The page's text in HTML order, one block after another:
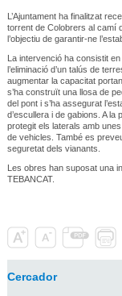
L’Ajuntament ha finalitzat
torrent de Colobrers al camí
l’objectiu de garantir-ne
La intervenció ha consistit
l’eliminació d’un talús de
augmentar la capacitat
s’ha construït una llosa de
del pont i s’ha assegurat
d’escullera i de gabions. A la
protegit els laterals amb
de vehicles. També es
seguretat dels vianants.
Les obres han suposat una
TEBANCAT.
Cercador